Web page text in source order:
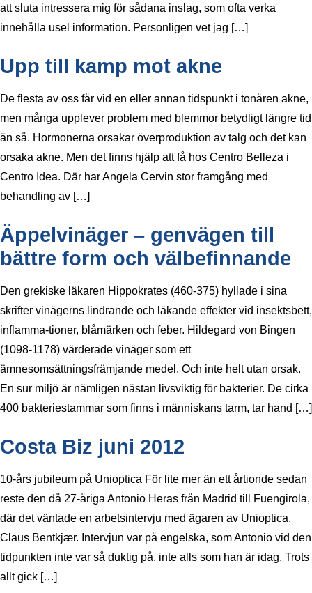
att sluta intressera mig för sådana inslag, som ofta verka
innehålla usel information. Personligen vet jag […]
Upp till kamp mot akne
De flesta av oss får vid en eller annan tidspunkt i tonåren akne,
men många upplever problem med blemmor betydligt längre tid
än så. Hormonerna orsakar överproduktion av talg och det kan
orsaka akne. Men det finns hjälp att få hos Centro Belleza i
Centro Idea. Där har Angela Cervin stor framgång med
behandling av […]
Äppelvinäger – genvägen till
bättre form och välbefinnande
Den grekiske läkaren Hippokrates (460-375) hyllade i sina
skrifter vinägerns lindrande och läkande effekter vid insektsbett,
inflamma-tioner, blåmärken och feber. Hildegard von Bingen
(1098-1178) värderade vinäger som ett
ämnesomsättningsfrämjande medel. Och inte helt utan orsak.
En sur miljö är nämligen nästan livsviktig för bakterier. De cirka
400 bakteriestammar som finns i människans tarm, tar hand […]
Costa Biz juni 2012
10-års jubileum på Unioptica För lite mer än ett årtionde sedan
reste den då 27-åriga Antonio Heras från Madrid till Fuengirola,
där det väntade en arbetsintervju med ägaren av Unioptica,
Claus Bentkjær. Intervjun var på engelska, som Antonio vid den
tidpunkten inte var så duktig på, inte alls som han är idag. Trots
allt gick […]